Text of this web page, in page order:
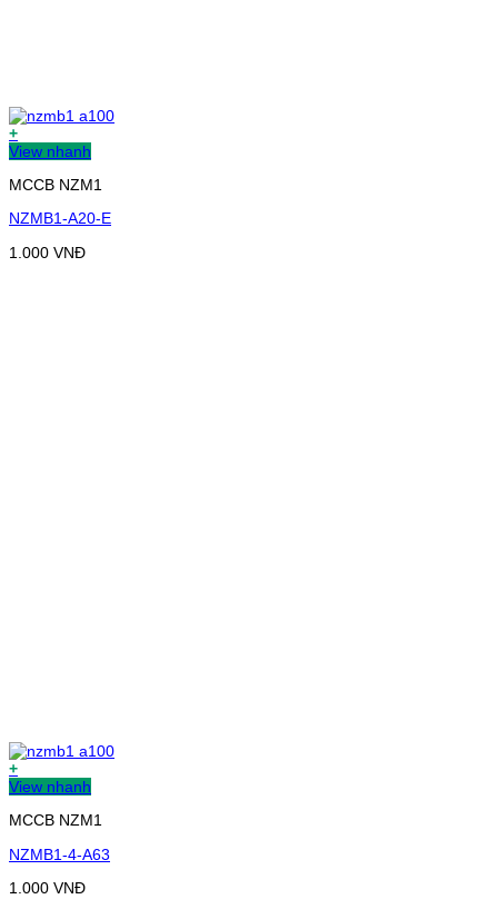
+
View nhanh
MCCB NZM1
NZMB1-A20-E
1.000 VNĐ
+
View nhanh
MCCB NZM1
NZMB1-4-A63
1.000 VNĐ